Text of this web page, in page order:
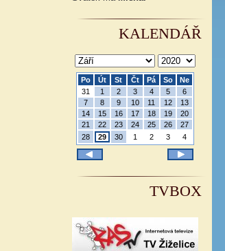
KALENDÁŘ
Po Út St Čt Pá So
Ne
31
1 2 3 4 5
6
7
8 9 10 11 12
13
14
15 16 17 18 19
20
21
22 23 24 25 26
27
28
29 30 1 2 3 4
TVBOX